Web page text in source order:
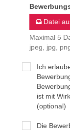
Datei
Maximal 5
jpeg, jpg,
Ich
ist mit
(optional)
Die